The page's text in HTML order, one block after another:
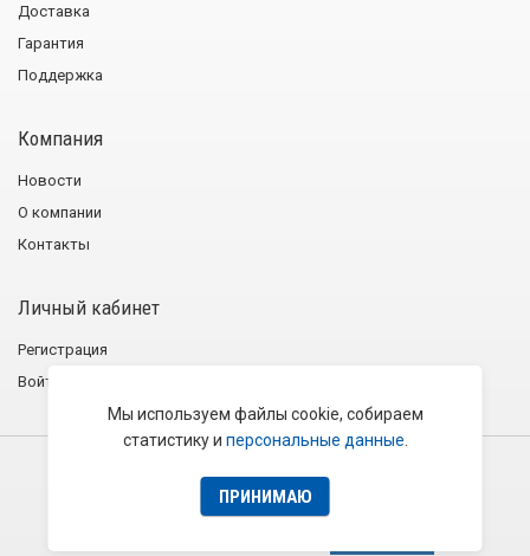
Доставка
Гарантия
Поддержка
Компания
Новости
О компании
Контакты
Личный кабинет
Регистрация
Войти
2001−2026 © Группа компаний «Эликс»
Политика конфиденциальности
Пользовательское соглашение
Мы используем файлы cookie, собираем
статистику и персональные данные
ПРИНИМАЮ